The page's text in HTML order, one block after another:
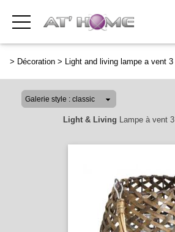
> Décoration > Light and living lampe a vent 3
Light & Living Lampe à vent 3